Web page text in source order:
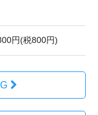
円(税800円)